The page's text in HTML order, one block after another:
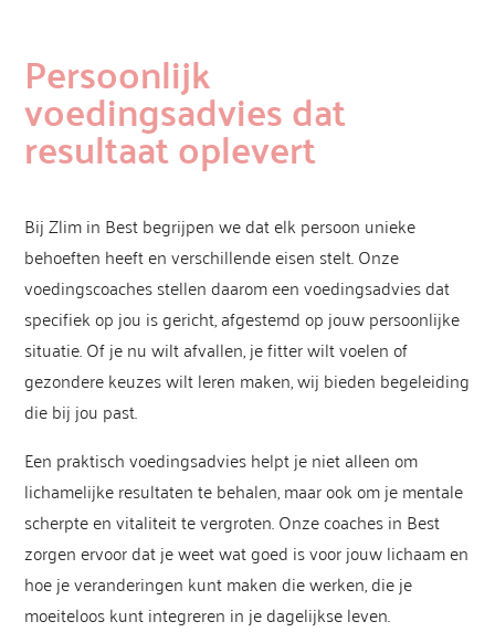
Persoonlijk
voedingsadvies dat
resultaat oplevert
Bij Zlim in Best begrijpen we dat elk persoon unieke
behoeften heeft en verschillende eisen stelt. Onze
voedingscoaches stellen daarom een voedingsadvies dat
specifiek op jou is gericht, afgestemd op jouw persoonlijke
situatie. Of je nu wilt afvallen, je fitter wilt voelen of
gezondere keuzes wilt leren maken, wij bieden begeleiding
die bij jou past.
Een praktisch voedingsadvies helpt je niet alleen om
lichamelijke resultaten te behalen, maar ook om je mentale
scherpte en vitaliteit te vergroten. Onze coaches in Best
zorgen ervoor dat je weet wat goed is voor jouw lichaam en
hoe je veranderingen kunt maken die werken, die je
moeiteloos kunt integreren in je dagelijkse leven.